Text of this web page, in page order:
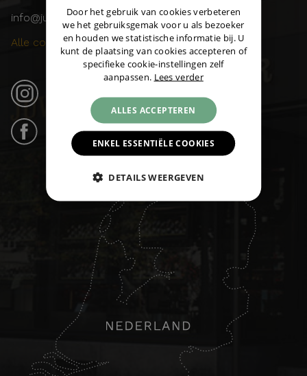
info@juwelierburger.com
Alle contactgegevens ›
Facebook (31k likes) ›
GERMAN
Door het gebruik van cookies verbeteren
we het gebruiksgemak voor u als bezoeker
en houden we statistische informatie bij. U
kunt de plaatsing van cookies accepteren of
specifieke cookie-instellingen zelf
aanpassen. Lees verder
ALLES ACCEPTEREN
ENKEL ESSENTIËLE COOKIES
DETAILS WEERGEVEN